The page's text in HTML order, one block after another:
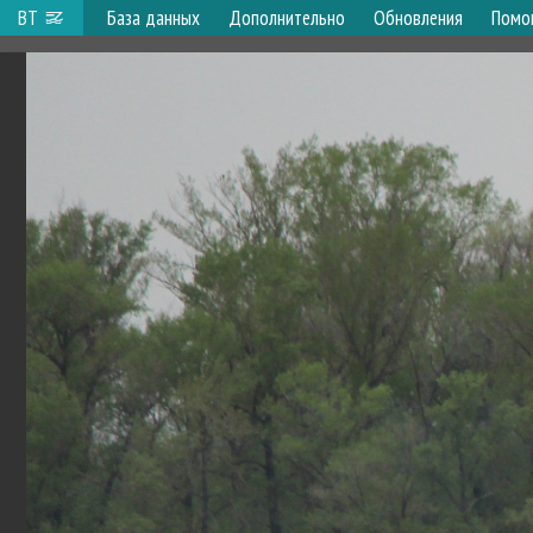
ВТ База данных Дополнительно Обновления